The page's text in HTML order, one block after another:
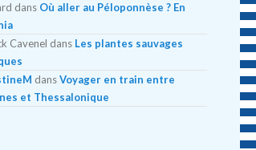
dans Où aller au Péloponnèse ? En
Cavenel dans Les plantes sauvages
dansVoyager en train entre
et Thessalonique